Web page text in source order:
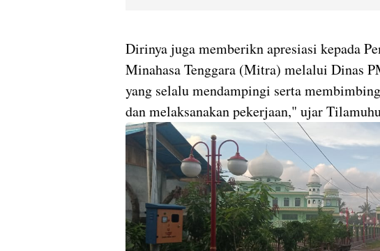
Dirinya juga memberikn apresiasi kepada
Minahasa Tenggara (Mitra) melalui Dinas
yang selalu mendampingi serta
dan melaksanakan pekerjaan," ujar